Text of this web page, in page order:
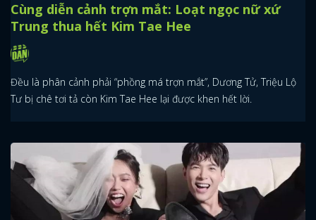
Cùng diễn cảnh trợn mắt: Loạt ngọc nữ xứ
Trung thua hết Kim Tae Hee
Đều là phân cảnh phải “phồng má trợn mắt”, Dương Tử, Triệu Lộ
Tư bị chê tơi tả còn Kim Tae Hee lại được khen hết lời.